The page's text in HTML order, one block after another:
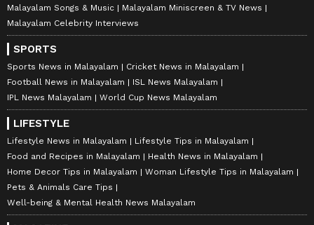
Malayalam Songs & Music
Malayalam Miniscreen & TV News
Malayalam Celebrity Interviews
SPORTS
Sports News in Malayalam
Cricket News in Malayalam
Football News in Malayalam
ISL News Malayalam
IPL News Malayalam
World Cup News Malayalam
LIFESTYLE
Lifestyle News in Malayalam
Lifestyle Tips in Malayalam
Food and Recipes in Malayalam
Health News in Malayalam
Home Decor Tips in Malayalam
Woman Lifestyle Tips in Malayalam
Pets & Animals Care Tips
Well-being & Mental Health News Malayalam